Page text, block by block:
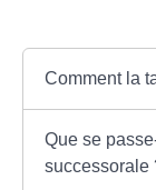
Comment la
Que se
successorale